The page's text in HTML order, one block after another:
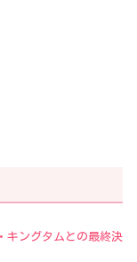
キングタムとの最終決